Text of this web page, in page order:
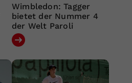
Wimbledon: Tagger
bietet der Nummer 4
der Welt Paroli